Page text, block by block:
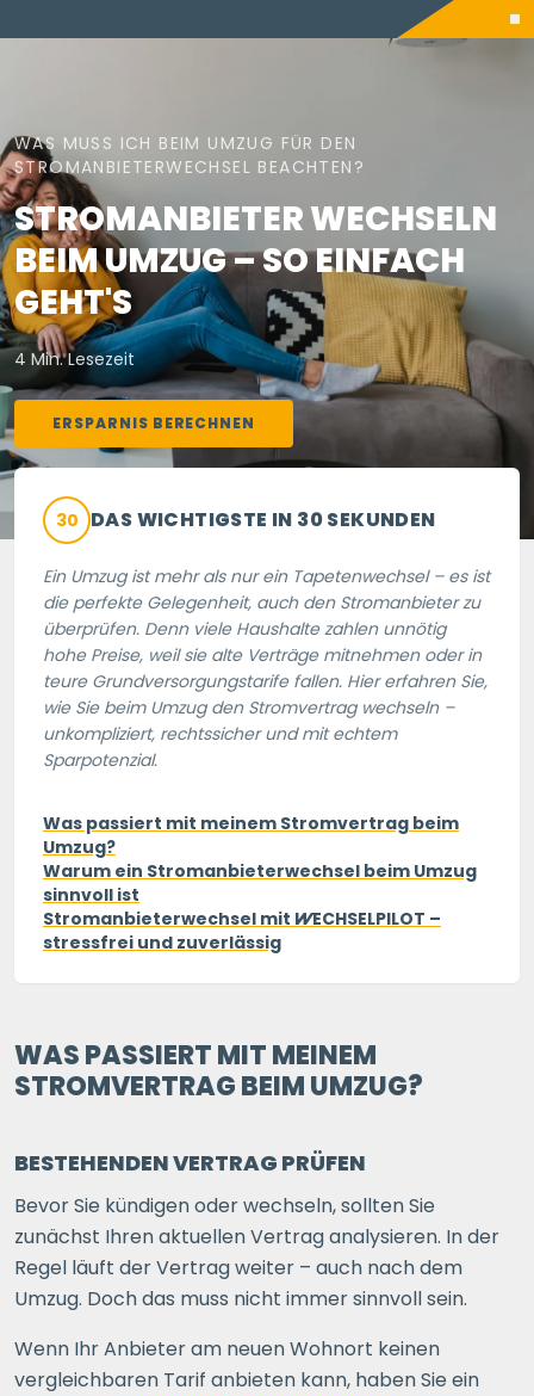
WAS MUSS ICH BEIM UMZUG FÜR DEN
STROMANBIETERWECHSEL BEACHTEN?
STROMANBIETER WECHSELN
BEIM UMZUG – SO EINFACH
GEHT'S
4 Min. Lesezeit
ERSPARNIS BERECHNEN
30 DAS WICHTIGSTE IN 30 SEKUNDEN
Ein Umzug ist mehr als nur ein Tapetenwechsel – es ist
die perfekte Gelegenheit, auch den Stromanbieter zu
überprüfen. Denn viele Haushalte zahlen unnötig
hohe Preise, weil sie alte Verträge mitnehmen oder in
teure Grundversorgungstarife fallen. Hier erfahren Sie,
wie Sie beim Umzug den Stromvertrag wechseln –
unkompliziert, rechtssicher und mit echtem
Sparpotenzial.
Was passiert mit meinem Stromvertrag beim
Umzug?
Warum ein Stromanbieterwechsel beim Umzug
sinnvoll ist
Stromanbieterwechsel mit WECHSELPILOT –
stressfrei und zuverlässig
WAS PASSIERT MIT MEINEM
STROMVERTRAG BEIM UMZUG?
BESTEHENDEN VERTRAG PRÜFEN
Bevor Sie kündigen oder wechseln, sollten Sie
zunächst Ihren aktuellen Vertrag analysieren. In der
Regel läuft der Vertrag weiter – auch nach dem
Umzug. Doch das muss nicht immer sinnvoll sein.
Wenn Ihr Anbieter am neuen Wohnort keinen
vergleichbaren Tarif anbieten kann, haben Sie ein